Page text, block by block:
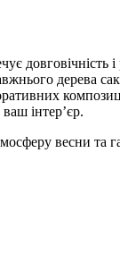
довговічність
дерева
інтер’єр.
весни та